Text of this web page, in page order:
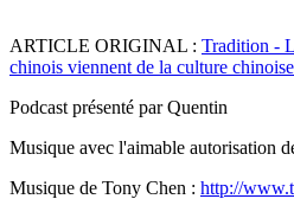
ARTICLE ORIGINAL : Tradition -
chinois viennent de la culture
Podcast présenté par Quentin
Musique avec l'aimable autorisation
Musique de Tony Chen : http://